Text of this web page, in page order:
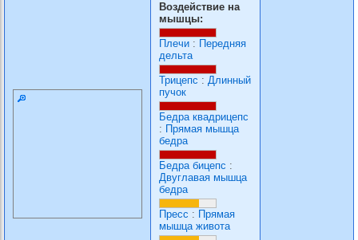
Воздействие на
мышцы:
Плечи : Передняя
дельта
Трицепс : Длинный
пучок
Бедра квадрицепс
: Прямая мышца
бедра
Бедра бицепс :
Двуглавая мышца
бедра
Пресс : Прямая
мышца живота